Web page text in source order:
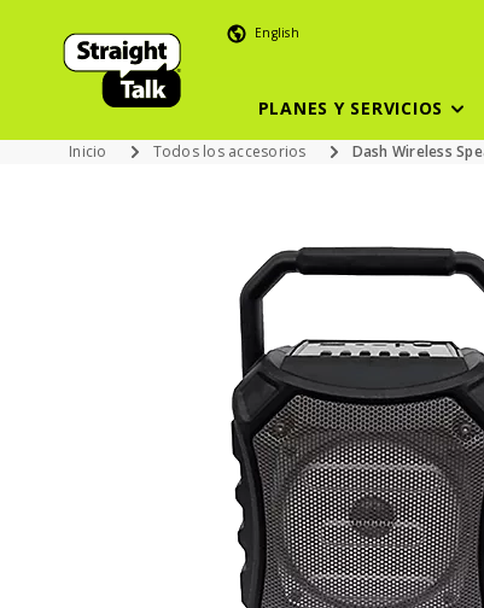
English
PLANES Y SERVICIOS
Inicio Todos los accesorios Dash Wireless